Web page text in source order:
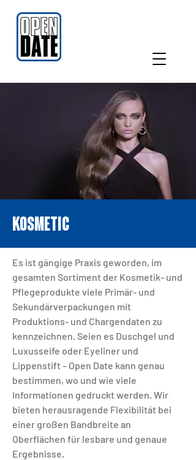
KOSMETIc
Es ist gängige Praxis geworden, im
gesamten Sortiment der Kosmetik- und
Pflegeprodukte viele Primär- und
Sekundärverpackungen mit
Produktions- und Chargendaten zu
kennzeichnen. Seien es Duschgel und
Luxusseife oder Eyeliner und
Lippenstift – Open Date kann genau
bestimmen, wo und wie viele
Informationen gedruckt werden. Wir
bieten herausragende Flexibilität bei
einer großen Bandbreite an
Oberflächen für lesbare und genaue
Ergebnisse.